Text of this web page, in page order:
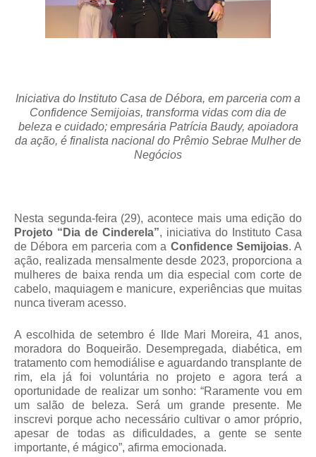
Iniciativa do Instituto Casa de Débora, em parceria com a
Confidence Semijoias, transforma vidas com dia de
beleza e cuidado; empresária Patrícia Baudy, apoiadora
da ação, é finalista nacional do Prêmio Sebrae Mulher de
Negócios
Nesta segunda-feira (29), acontece mais uma edição do
Projeto “Dia de Cinderela”, iniciativa do Instituto Casa
de Débora em parceria com a Confidence Semijoias. A
ação, realizada mensalmente desde 2023, proporciona a
mulheres de baixa renda um dia especial com corte de
cabelo, maquiagem e manicure, experiências que muitas
nunca tiveram acesso.
A escolhida de setembro é Ilde Mari Moreira, 41 anos,
moradora do Boqueirão. Desempregada, diabética, em
tratamento com hemodiálise e aguardando transplante de
rim, ela já foi voluntária no projeto e agora terá a
oportunidade de realizar um sonho: “Raramente vou em
um salão de beleza. Será um grande presente. Me
inscrevi porque acho necessário cultivar o amor próprio,
apesar de todas as dificuldades, a gente se sente
importante, é mágico”, afirma emocionada.